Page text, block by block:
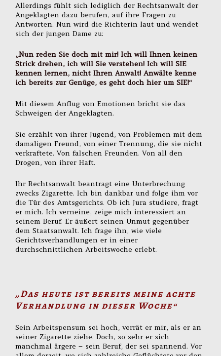
Allerdings fühlt sich lediglich der Rechtsanwalt der
Angeklagten dazu berufen, auf ihre Fragen zu
Antworten. Nun wird die Richterin laut und wendet
sich der jungen Dame zu:
„Nun reden Sie doch mit mir! Ich will Ihnen keinen
Strick drehen, ich will Sie verstehen! Ich will SIE
kennen lernen, nicht Ihren Anwalt! Anwälte kenne
ich bereits zur Genüge, es geht doch hier um SIE!“
Mit diesem Anflug von Emotionen bricht sie das
Schweigen der Angeklagten.
Sie erzählt von ihrer Jugend, von Problemen mit dem
damaligen Freund, von einer Trennung, die sie nicht
verkraftete. Von falschen Freunden. Von all den
Drogen, von ihrer Haft.
Ihr Rechtsanwalt beantragt eine Unterbrechung
zwecks Zigarette. Ich bin dankbar und folge ihm vor
die Tür des Amtsgerichts. Ob ich Jura studiere, fragt
er mich. Ich verneine, zeige mich interessiert an
seinem Beruf. Er äußert seinen Unmut gegenüber
dem Staatsanwalt. Ich frage ihn, wie viele
Gerichtsverhandlungen er in einer
durchschnittlichen Arbeitswoche erlebt.
„Das heute ist bereits meine achte
Verhandlung in dieser Woche“
Sein Arbeitspensum sei hoch, verrät er mir, als er an
seiner Zigarette ziehe. Doch, so sehr er sich
manchmal ärgere – sein Beruf, der sei spannend. Vor